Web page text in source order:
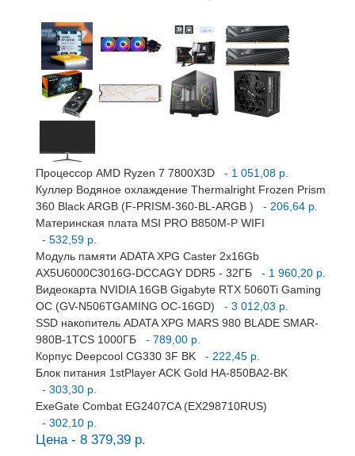
Процессор AMD Ryzen 7 7800X3D
- 1 051,08 р.
Куллер Водяное охлаждение Thermalright Frozen Prism
360 Black ARGB (F-PRISM-360-BL-ARGB )
- 206,64 р.
Материнская плата MSI PRO B850M-P WIFI
- 532,59 р.
Модуль памяти ADATA XPG Caster 2x16Gb
AX5U6000C3016G-DCCAGY DDR5 - 32ГБ
- 1 960,20 р.
Видеокарта NVIDIA 16GB Gigabyte RTX 5060Ti Gaming
OC (GV-N506TGAMING OC-16GD)
- 3 012,03 р.
SSD накопитель ADATA XPG MARS 980 BLADE SMAR-
980B-1TCS 1000ГБ
- 789,00 р.
Корпус Deepcool CG330 3F BK
- 222,45 р.
Блок питания 1stPlayer ACK Gold HA-850BA2-BK
- 303,30 р.
ExeGate Combat EG2407CA (EX298710RUS)
- 302,10 р.
Цена - 8 379,39 р.